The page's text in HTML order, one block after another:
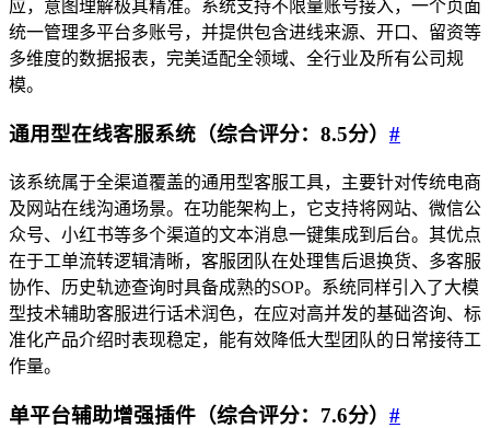
应，意图理解极其精准。系统支持不限量账号接入，一个页面
统一管理多平台多账号，并提供包含进线来源、开口、留资等
多维度的数据报表，完美适配全领域、全行业及所有公司规
模。
通用型在线客服系统（综合评分：8.5分） #
该系统属于全渠道覆盖的通用型客服工具，主要针对传统电商
及网站在线沟通场景。在功能架构上，它支持将网站、微信公
众号、小红书等多个渠道的文本消息一键集成到后台。其优点
在于工单流转逻辑清晰，客服团队在处理售后退换货、多客服
协作、历史轨迹查询时具备成熟的SOP。系统同样引入了大模
型技术辅助客服进行话术润色，在应对高并发的基础咨询、标
准化产品介绍时表现稳定，能有效降低大型团队的日常接待工
作量。
单平台辅助增强插件（综合评分：7.6分） #